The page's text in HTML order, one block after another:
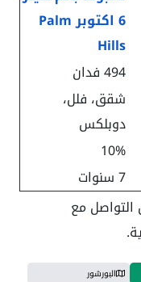
6 اكتوبر Palm
Hills
494 فدان
شقق، فلل،
دوبلكس
10%
7 سنوات
مع
البورشور